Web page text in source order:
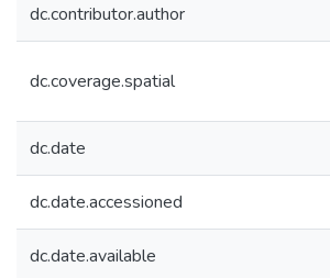
dc.contributor.author
dc.coverage.spatial
dc.date
dc.date.accessioned
dc.date.available